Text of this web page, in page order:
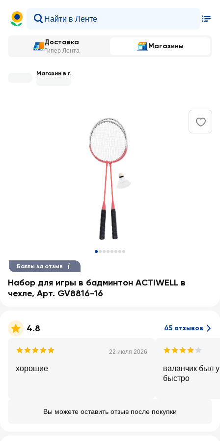
Доставка
Гипер Лента
Магазины
Магазин в г.
Баллы за отзыв
Набор для игры в бадминтон ACTIWELL в
чехле, Арт. GV8816-16
4.8 45 отзывов
22 июля 2026
хорошие
валанчик был
быстро
Вы можете оставить отзыв после покупки